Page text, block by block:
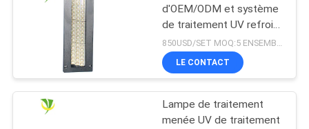
d'OEM/ODM et système
de traitement UV refroidi
à l'eau sûr du
refroidissement par l'eau
LED pour la machine
850USD/SET MOQ:5 ENSEMBLES
LE CONTACT
Lampe de traitement
menée UV de traitement